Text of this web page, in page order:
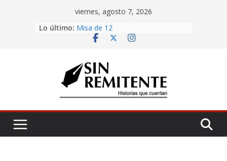
viernes, agosto 7, 2026
Lo último: La Carta
Misa de 12
¡Inicia Festival Cultural Ceiba 2026!